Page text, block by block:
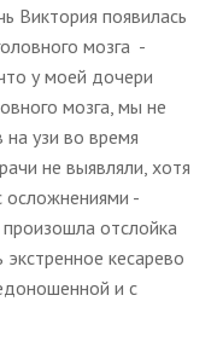
Виктория появилась
мозга -
у моей дочери
мозга, мы не
узи во время
не выявляли, хотя
осложнениями -
отслойка
кесарево
и с